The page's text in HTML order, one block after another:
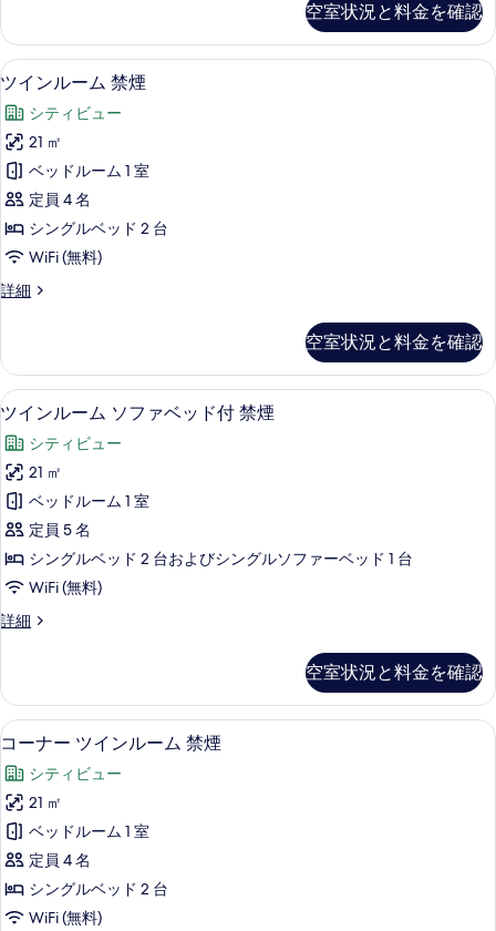
す
べ
て
の
写
真
を
表
示
す
ル
ー
ム
煙
の
詳
細
空室状況と料金を確認
ツ
イ
ン
ル
ー
ム
禁
の
べ
て
の
写
真
を
表
示
す
る
遮光カーテン、WiFi (無料)、ベッドシ
9
ツインルーム 禁煙
シティビュー
21 ㎡
ベッドルーム 1 室
定員 4 名
シングルベッド 2 台
WiFi (無料)
詳細
ツ
ー
ム
禁
の
詳
細
空室状況と料金を確認
ツ
イ
ン
ル
ー
ム
ソ
ァ
ッ
ド
付
禁
煙
の
す
べ
て
遮光カーテン、WiFi (無料)、ベッドシ
9
ツインルーム ソファベッド付 禁煙
シティビュー
21 ㎡
ベッドルーム 1 室
定員 5 名
シングルベッド 2 台およびシングルソファーベッド 1 台
WiFi (無料)
詳細
ツ
ー
ム
ソ
ァ
ベ
ッ
ド
付
禁
煙
の
空室状況と料金を確認
コ
ー
ナ
ー
ツ
イ
ン
遮光カーテン、WiFi (無料)、ベッドシ
7
コーナー ツインルーム 禁煙
シティビュー
21 ㎡
ベッドルーム 1 室
定員 4 名
シングルベッド 2 台
WiFi (無料)